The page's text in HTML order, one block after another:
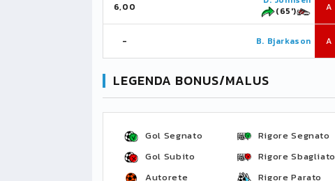
6,00
(65')
A
- B. Bjarkason A
LEGENDA BONUS/MALUS
Gol Segnato
Gol Subito
Autorete
Rigore Segnato
Rigore Sbagliato
Rigore Parato